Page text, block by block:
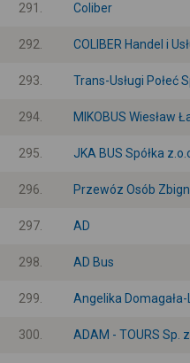
291. Coliber
292. COLIBER Handel i
293. Trans-Usługi Połeć
294. MIKOBUS Wiesław
295. JKA BUS Spółka
296. Przewóz Osób
297. AD
298. AD Bus
299. Angelika
300. ADAM - TOURS Sp. z